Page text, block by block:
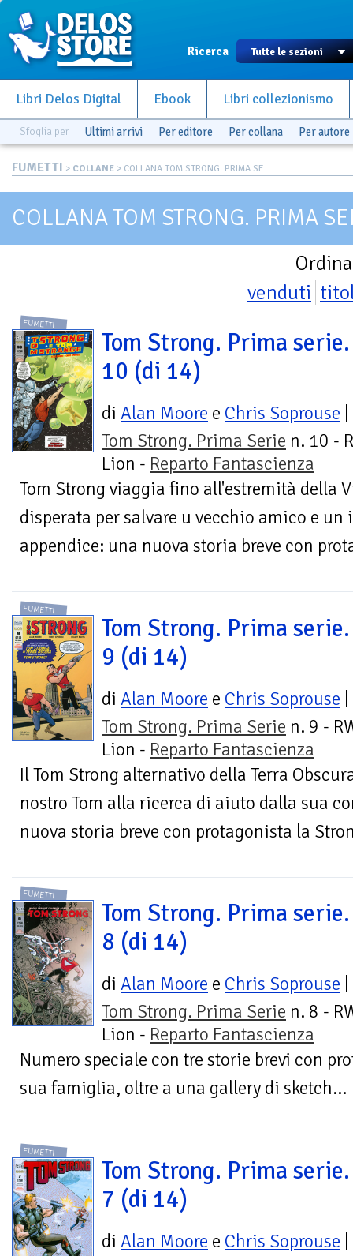
Ricerca
Libri Delos Digital Ebook Libri collezionismo
Sfoglia per Ultimi arrivi Per editore Per collana Per autore
FUMETTI > COLLANE > COLLANA TOM STRONG. PRIMA SE...
COLLANA TOM STRONG. PRIMA
venduti
FUMETTI
Tom Strong. Prima
10 (di 14)
di Alan Moore e Chris Soprouse
Tom Strong. Prima Serie n. 10 -
Lion - Reparto Fantascienza
Tom Strong viaggia fino all'estremità della
disperata per salvare u vecchio amico e
appendice: una nuova storia breve con
FUMETTI
Tom Strong. Prima
9 (di 14)
di Alan Moore e Chris Soprouse
Tom Strong. Prima Serie n. 9 -
Lion - Reparto Fantascienza
Il Tom Strong alternativo della Terra
nostro Tom alla ricerca di aiuto dalla sua
nuova storia breve con protagonista la
FUMETTI
Tom Strong. Prima
8 (di 14)
di Alan Moore e Chris Soprouse
Tom Strong. Prima Serie n. 8 -
Lion - Reparto Fantascienza
Numero speciale con tre storie brevi con
sua famiglia, oltre a una gallery di sketch...
FUMETTI
Tom Strong. Prima
7 (di 14)
di Alan Moore e Chris Soprouse